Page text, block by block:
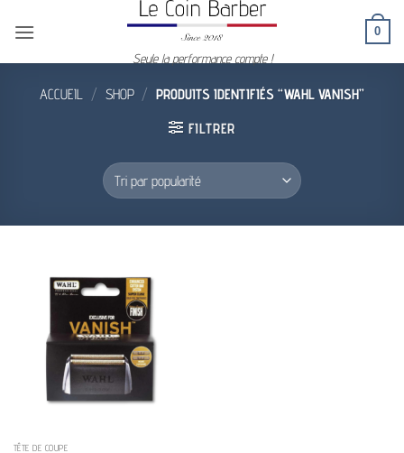
Seule la performance compte !
0
ACCUEIL / SHOP / PRODUITS IDENTIFIÉS “WAHL VANISH”
FILTRER
TÊTE DE COUPE